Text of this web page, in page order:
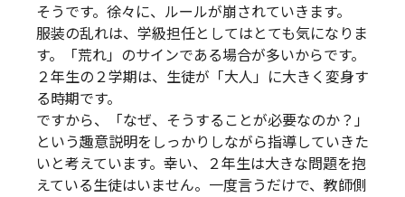
そうです。徐々に、ルールが崩されていきます。
服装の乱れは、学級担任としてはとても気になりま
す。「荒れ」のサインである場合が多いからです。
２年生の２学期は、生徒が「大人」に大きく変身す
る時期です。
ですから、「なぜ、そうすることが必要なのか？」
という趣意説明をしっかりしながら指導していきた
いと考えています。幸い、２年生は大きな問題を抱
えている生徒はいません。一度言うだけで、教師側